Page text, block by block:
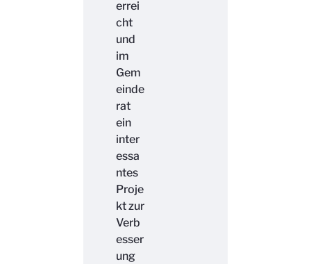
errei
cht
und
im
Gem
einde
rat
ein
inter
essa
ntes
Proje
kt zur
Verb
esser
ung